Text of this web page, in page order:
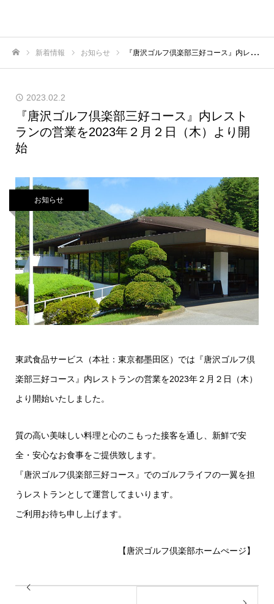
新着情報 お知らせ 『唐沢ゴルフ倶楽部三好コース』内レストランの営業を2023年２月２日（木）より開始
2023.02.2
『唐沢ゴルフ倶楽部三好コース』内レスト
ランの営業を2023年２月２日（木）より開
始
お知らせ
東武食品サービス（本社：東京都墨田区）では『唐沢ゴルフ倶
楽部三好コース』内レストランの営業を2023年２月２日（木）
より開始いたしました。
質の高い美味しい料理と心のこもった接客を通し、新鮮で安
全・安心なお食事をご提供致します。
『唐沢ゴルフ倶楽部三好コース』でのゴルフライフの一翼を担
うレストランとして運営してまいります。
ご利用お待ち申し上げます。
【唐沢ゴルフ倶楽部ホームぺージ】